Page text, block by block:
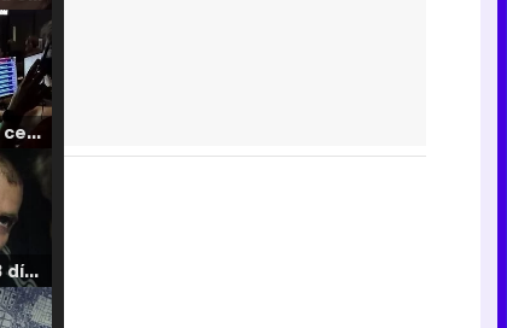
'120 Minutos' celebra sus 2.000 programas en Telemadrid con un vídeo del día a día en la redacción
Tráiler de '33 días', la nueva serie de Atresplayer con Julián Villagrán y José Manuel Poga